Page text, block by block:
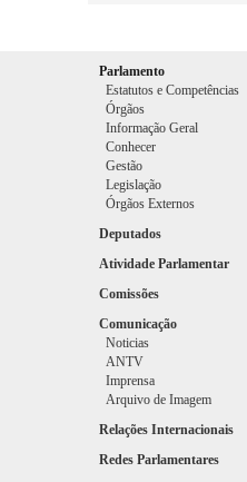
Parlamento
Estatutos e Competências
Órgãos
Informação Geral
Conhecer
Gestão
Legislação
Órgãos Externos
Deputados
Atividade Parlamentar
Comissões
Comunicação
Noticias
ANTV
Imprensa
Arquivo de Imagem
Relações Internacionais
Redes Parlamentares